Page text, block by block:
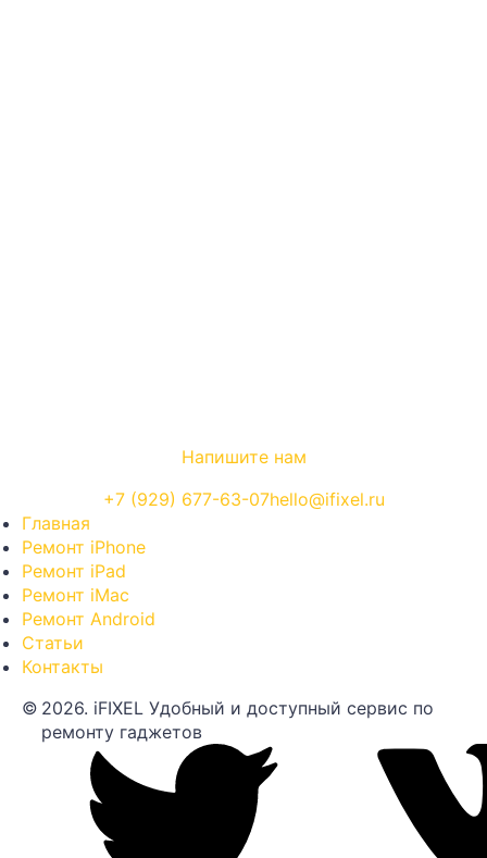
Напишите нам
+7 (929) 677-63-07hello@ifixel.ru
Навигация по сайту
Главная
Ремонт iPhone
Ремонт iPad
Ремонт iMac
Ремонт Android
Статьи
Контакты
© 2026. iFIXEL Удобный и доступный сервис по
ремонту гаджетов